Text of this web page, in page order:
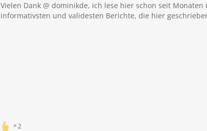
Vielen Dank @ dominikde, ich lese hier schon seit
informativsten und validesten Berichte, die hier
2